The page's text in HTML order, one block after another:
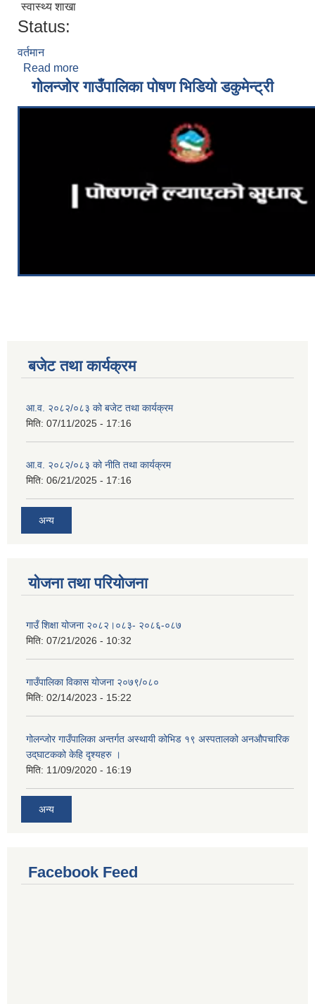
स्वास्थ्य शाखा
Status:
वर्तमान
Read more
गोलन्जोर गाउँपालिका पोषण भिडियो डकुमेन्ट्री
बजेट तथा कार्यक्रम
आ.व. २०८२/०८३ को बजेट तथा कार्यक्रम
मिति: 07/11/2025 - 17:16
आ.व. २०८२/०८३ को नीति तथा कार्यक्रम
मिति: 06/21/2025 - 17:16
अन्य
योजना तथा परियोजना
गाउँ शिक्षा योजना २०८२।०८३- २०८६-०८७
मिति: 07/21/2026 - 10:32
गाउँपालिका विकास योजना २०७९/०८०
मिति: 02/14/2023 - 15:22
गोलन्जोर गाउँपालिका अन्तर्गत अस्थायी कोभिड १९ अस्पतालको अनऔपचारिक
उद्‌घाटकको केहि दृश्यहरु ।
मिति: 11/09/2020 - 16:19
अन्य
Facebook Feed